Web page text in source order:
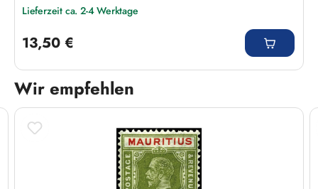
Lieferzeit ca. 2-4 Werktage
13,50 €
Wir empfehlen
Produktgalerie überspringen